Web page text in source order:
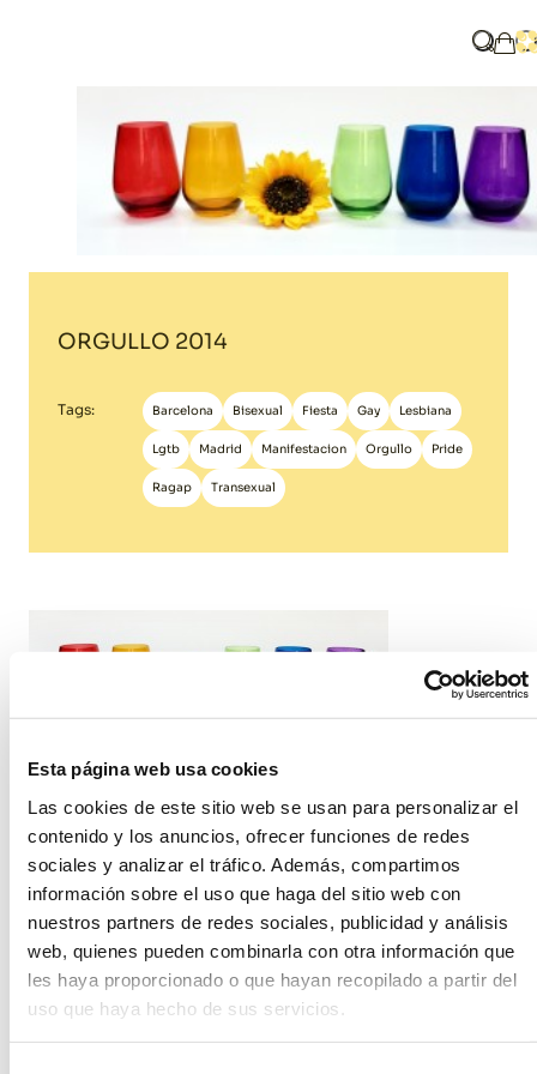
Esta página web usa cookies
Las cookies de este sitio web se usan para personalizar el
contenido y los anuncios, ofrecer funciones de redes
sociales y analizar el tráfico. Además, compartimos
información sobre el uso que haga del sitio web con
nuestros partners de redes sociales, publicidad y análisis
web, quienes pueden combinarla con otra información que
les haya proporcionado o que hayan recopilado a partir del
uso que haya hecho de sus servicios.
WhatMy
ORGULLO 2014
Tags: Barcelona Bisexual Fiesta Gay Lesbiana
Lgtb Madrid Manifestacion Orgullo Pride
Ragap Transexual
julio en Madrid se celebra la manifestación LGTB que es
española en todo el año. Des el día 2 hasta el 6 de julio
se está celebrando el Orgullo 2014 con espacios a la
reivindicación, la cultura y la visibilidad de las personas
LGTB. Miles de personas llegadas de todas partes
celebrarán en un ambiente de libertad y con alegría el
avance de los derechos del colectivo que año a año van
siendo mayores.
, encuentros y celebraciones de
todo tipo son, por suerte, cada vez más habituales en
este colectivo y sin olvidarnos, sobretodo, las bodas.
Espectaculares, románticas, discretas, campestres,